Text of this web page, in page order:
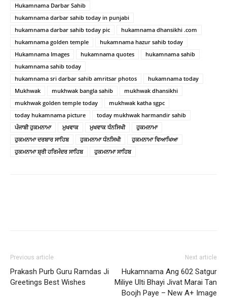
Hukamnama Darbar Sahib
hukamnama darbar sahib today in punjabi
hukamnama darbar sahib today pic
hukamnama dhansikhi .com
hukamnama golden temple
hukamnama hazur sahib today
Hukamnama Images
hukamnama quotes
hukamnama sahib
hukamnama sahib today
hukamnama sri darbar sahib amritsar photos
hukamnama today
Mukhwak
mukhwak bangla sahib
mukhwak dhansikhi
mukhwak golden temple today
mukhwak katha sgpc
today hukamnama picture
today mukhwak harmandir sahib
ਪੰਜਾਬੀ ਹੁਕਮਨਾਮਾ
ਮੁਖਵਾਕ ਮੁਖਵਾਕ ਧੰਨਸਿਖੀ
ਹੁਕਮਨਾਮਾ
ਹੁਕਮਨਾਮਾ ਦਰਬਾਰ ਸਾਹਿਬ
ਹੁਕਮਨਾਮਾ ਧੰਨਸਿਖੀ
ਹੁਕਮਨਾਮਾ ਵਿਆਖਿਆ
ਹੁਕਮਨਾਮਾ ਸ਼੍ਰੀ ਹਰਿਮੰਦਰ ਸਾਹਿਬ
ਹੁਕਮਨਾਮਾ ਸਾਹਿਬ
Previous article
Prakash Purb Guru Ramdas Ji
Greetings Best Wishes
Next article
Hukamnama Ang 602 Satgur
Miliye Ulti Bhayi Jivat Marai Tan
Boojh Paye – New A+ Image